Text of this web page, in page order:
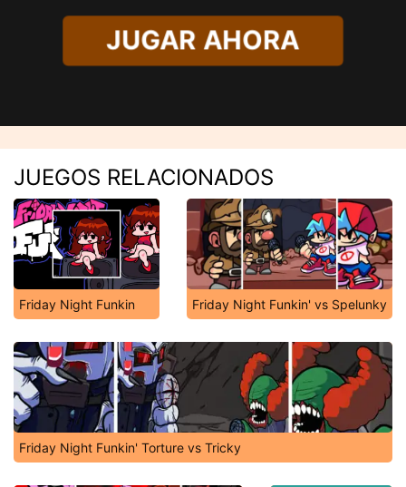
JUGAR AHORA
JUEGOS RELACIONADOS
Friday Night Funkin Friday Night Funkin' vs Spelunky
Friday Night Funkin' Torture vs Tricky